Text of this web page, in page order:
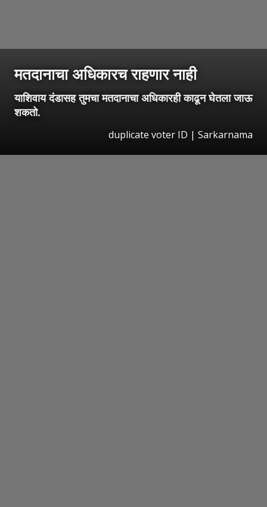
मतदानाचा अधिकारच राहणार नाही
याशिवाय दंडासह तुमचा मतदानाचा अधिकारही काढून घेतला जाऊ
शकतो.
duplicate voter ID | Sarkarnama